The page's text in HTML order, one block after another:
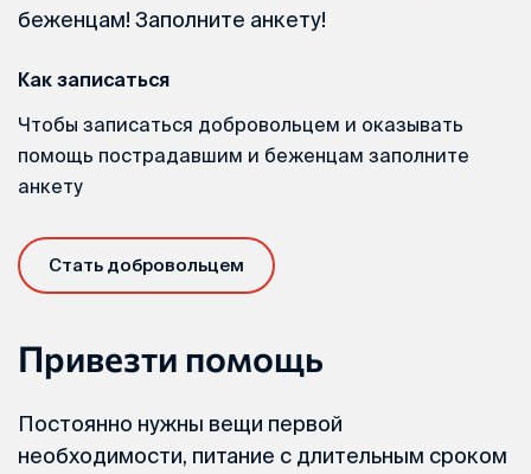
беженцам! Заполните анкету!
Как записаться
Чтобы записаться добровольцем и оказывать
помощь пострадавшим и беженцам заполните
анкету
Стать добровольцем
Привезти помощь
Постоянно нужны вещи первой
необходимости, питание с длительным сроком